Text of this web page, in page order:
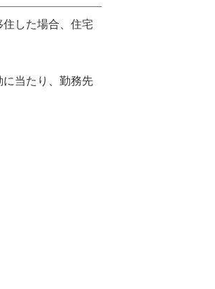
した場合、住宅
当たり、勤務先